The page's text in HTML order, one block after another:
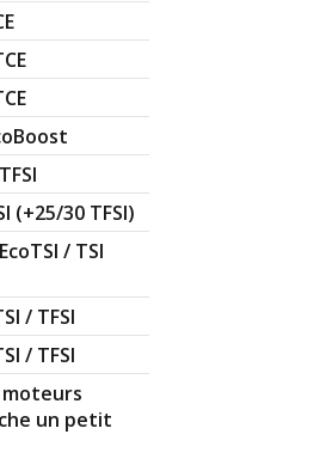
est sacrément bien "foutu",
conçu ni à quoi tient qu'il soit
pourrait faire école.
contenu, le fond. Travail
dans lequel on perçoit
sérieux, de documentation,
aussi beaucoup
sujet étudié, la "bagnole",
je dois l'admettre, mais
que de dieu ; on peut
nature". Que même cet
le site infiniment plus
de la presse auto dont
pour moi le pseudo
l'impression que tout ceci
(+25/30 TFSI)
/ TSI
/ TFSI
/ TFSI
moteurs
un petit